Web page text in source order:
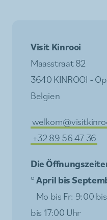
Visit Kinrooi
Maasstraat 82
3640 KINROOI -
Belgien
+32 89 56 47 36
Die
°April bis
Mo bis Fr: 9:00
bis 17:00 Uhr